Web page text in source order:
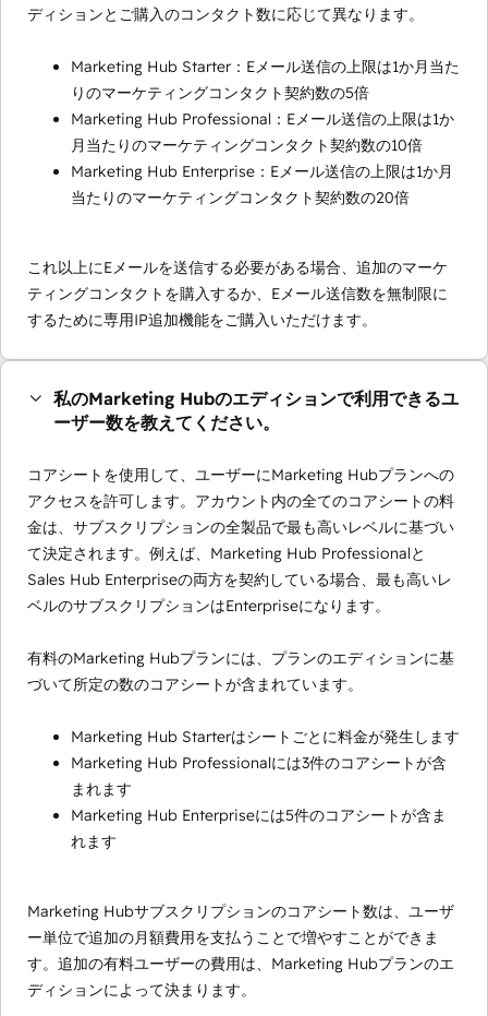
ディションとご購入のコンタクト数に応じて異なります。
Marketing Hub Starter：Eメール送信の上限は1か月当た
りのマーケティングコンタクト契約数の5倍
Marketing Hub Professional：Eメール送信の上限は1か
月当たりのマーケティングコンタクト契約数の10倍
Marketing Hub Enterprise：Eメール送信の上限は1か月
当たりのマーケティングコンタクト契約数の20倍
これ以上にEメールを送信する必要がある場合、追加のマーケ
ティングコンタクトを購入するか、Eメール送信数を無制限に
するために専用IP追加機能をご購入いただけます。
私のMarketing Hubのエディションで利用できるユ
ーザー数を教えてください。
コアシートを使用して、ユーザーにMarketing Hubプランへの
アクセスを許可します。アカウント内の全てのコアシートの料
金は、サブスクリプションの全製品で最も高いレベルに基づい
て決定されます。例えば、Marketing Hub Professionalと
Sales Hub Enterpriseの両方を契約している場合、最も高いレ
ベルのサブスクリプションはEnterpriseになります。
有料のMarketing Hubプランには、プランのエディションに基
づいて所定の数のコアシートが含まれています。
Marketing Hub Starterはシートごとに料金が発生します
Marketing Hub Professionalには3件のコアシートが含
まれます
Marketing Hub Enterpriseには5件のコアシートが含ま
れます
Marketing Hubサブスクリプションのコアシート数は、ユーザ
ー単位で追加の月額費用を支払うことで増やすことができま
す。追加の有料ユーザーの費用は、Marketing Hubプランのエ
ディションによって決まります。